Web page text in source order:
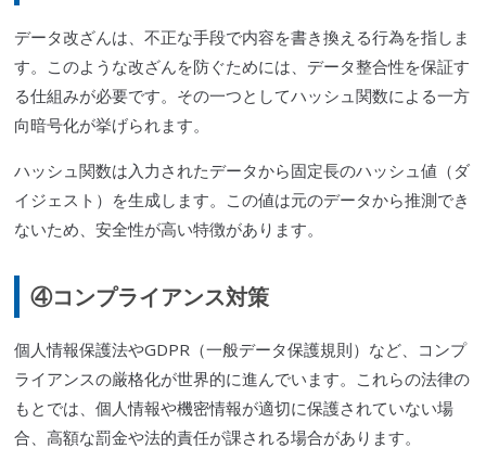
データ改ざんは、不正な手段で内容を書き換える行為を指しま
す。このような改ざんを防ぐためには、データ整合性を保証す
る仕組みが必要です。その一つとしてハッシュ関数による一方
向暗号化が挙げられます。
ハッシュ関数は入力されたデータから固定長のハッシュ値（ダ
イジェスト）を生成します。この値は元のデータから推測でき
ないため、安全性が高い特徴があります。
④コンプライアンス対策
個人情報保護法やGDPR（一般データ保護規則）など、コンプ
ライアンスの厳格化が世界的に進んでいます。これらの法律の
もとでは、個人情報や機密情報が適切に保護されていない場
合、高額な罰金や法的責任が課される場合があります。